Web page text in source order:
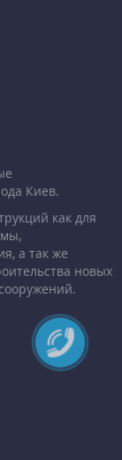
Киев.
как для
а так же
новых